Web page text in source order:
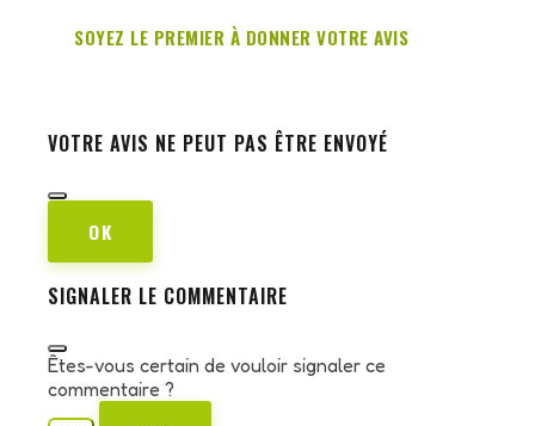
SOYEZ LE PREMIER À DONNER VOTRE AVIS
VOTRE AVIS NE PEUT PAS ÊTRE ENVOYÉ
OK
SIGNALER LE COMMENTAIRE
Êtes-vous certain de vouloir signaler ce
commentaire ?